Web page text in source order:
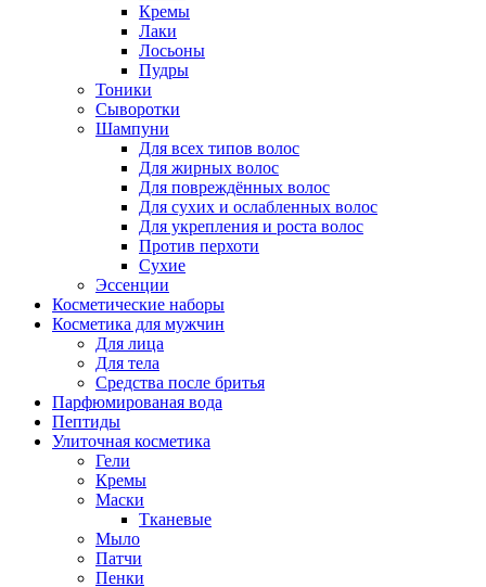
Кремы
Лаки
Лосьоны
Пудры
Тоники
Сыворотки
Шампуни
Для всех типов волос
Для жирных волос
Для повреждённых волос
Для сухих и ослабленных волос
Для укрепления и роста волос
Против перхоти
Сухие
Эссенции
Косметические наборы
Косметика для мужчин
Для лица
Для тела
Средства после бритья
Парфюмированая вода
Пептиды
Улиточная косметика
Гели
Кремы
Маски
Тканевые
Мыло
Патчи
Пенки